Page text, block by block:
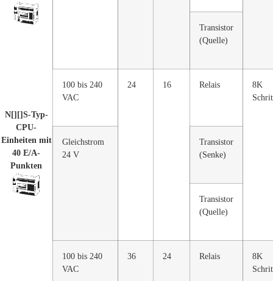
Transistor
(Quelle)
N[][]S-Typ-
CPU-
Einheiten mit
40 E/A-
Punkten
100 bis 240
VAC
24 16 Relais
8K
Gleichstrom
24 V
Transistor
(Senke)
Transistor
(Quelle)
100 bis 240
VAC
36 24 Relais
8K